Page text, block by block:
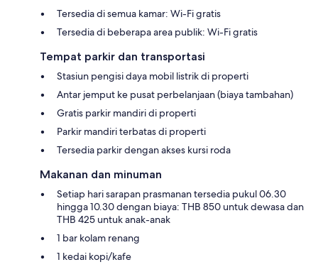
Tersedia di semua kamar: Wi-Fi gratis
Tersedia di beberapa area publik: Wi-Fi gratis
Tempat parkir dan transportasi
Stasiun pengisi daya mobil listrik di properti
Antar jemput ke pusat perbelanjaan (biaya tambahan)
Gratis parkir mandiri di properti
Parkir mandiri terbatas di properti
Tersedia parkir dengan akses kursi roda
Makanan dan minuman
Setiap hari sarapan prasmanan tersedia pukul 06.30
hingga 10.30 dengan biaya: THB 850 untuk dewasa dan
THB 425 untuk anak-anak
1 bar kolam renang
1 kedai kopi/kafe